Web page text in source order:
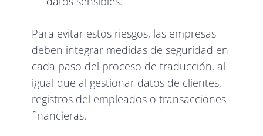
Para evitar estos riesgos, las empresas
deben integrar medidas de seguridad en
cada paso del proceso de traducción, al
igual que al gestionar datos de clientes,
registros del empleados o transacciones
financieras.